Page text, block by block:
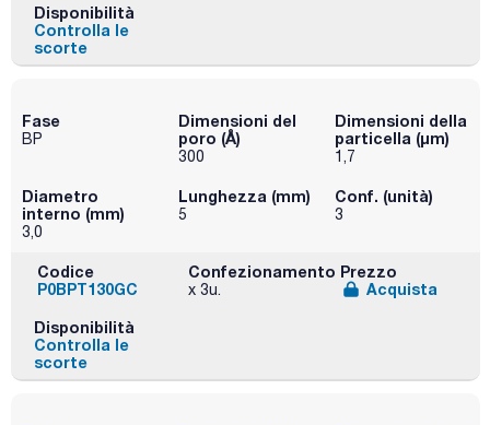
Disponibilità
Controlla le
scorte
Fase
BP
Dimensioni del
poro (Å)
300
Dimensioni della
particella (μm)
1,7
Diametro
interno (mm)
3,0
Lunghezza (mm)
5
Conf. (unità)
3
Codice
P0BPT130GC
Confezionamento
x 3u.
Prezzo
Acquista
Disponibilità
Controlla le
scorte